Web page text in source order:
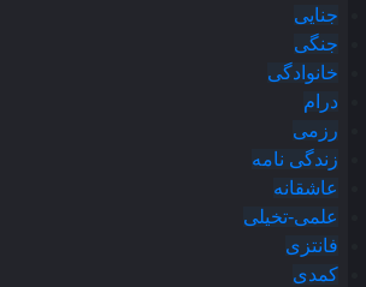
جنایی
جنگی
خانوادگی
درام
رزمی
زندگی نامه
عاشقانه
علمی-تخیلی
فانتزی
کمدی